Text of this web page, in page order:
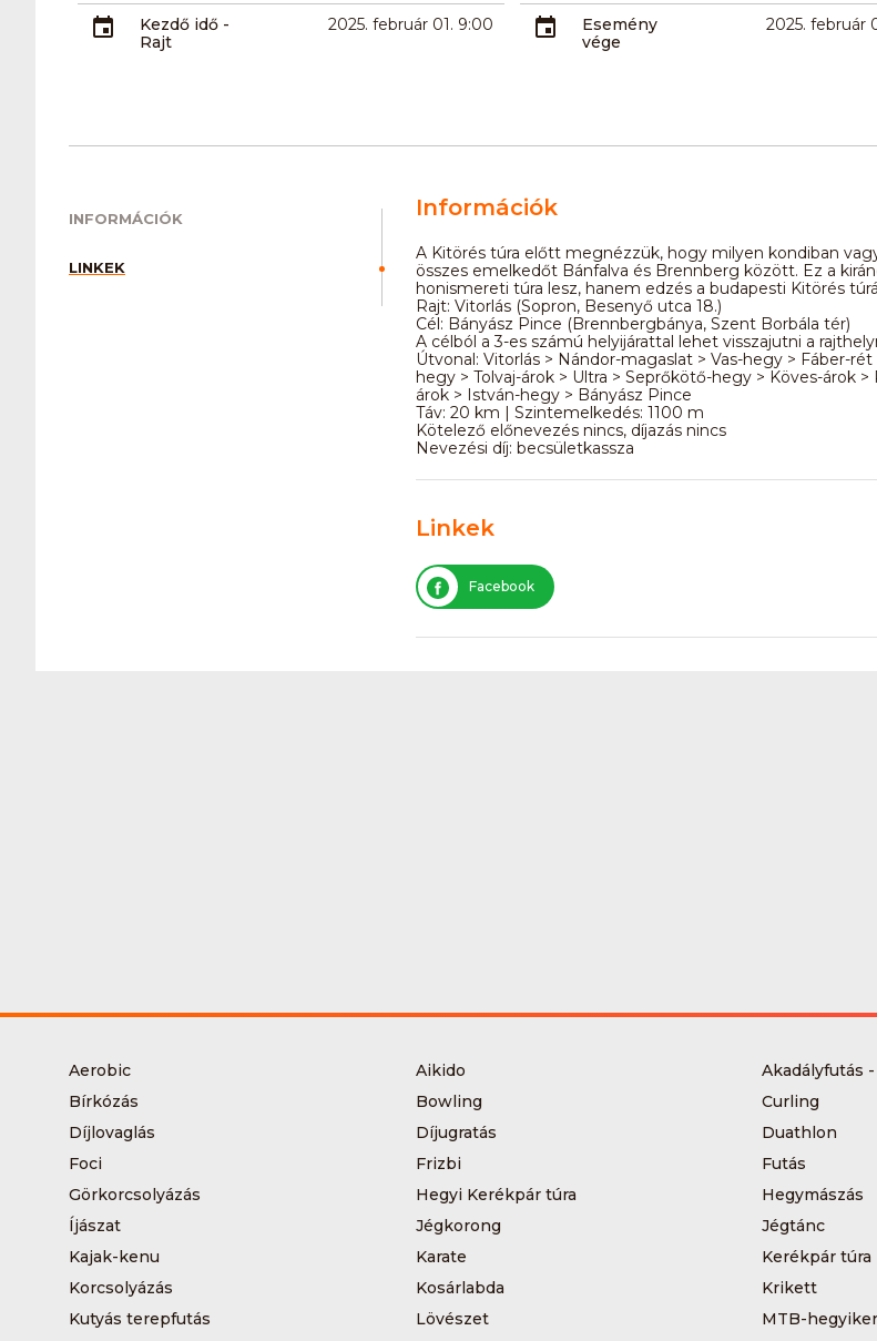
Kezdő idő -
Rajt
2025. február 01. 9:00
Esemény
vége
2025. február
INFORMÁCIÓK
LINKEK
Információk
A Kitörés túra előtt megnézzük, hogy milyen kondiban
összes emelkedőt Bánfalva és Brennberg között. Ez a
honismereti túra lesz, hanem edzés a budapesti Kitörés
Rajt: Vitorlás (Sopron, Besenyő utca 18.)
Cél: Bányász Pince (Brennbergbánya, Szent Borbála tér)
A célból a 3-es számú helyijárattal lehet visszajutni a
Útvonal: Vitorlás > Nándor-magaslat > Vas-hegy > Fáber-rét
hegy > Tolvaj-árok > Ultra > Seprőkötő-hegy > Köves-árok >
árok > István-hegy > Bányász Pince
Táv: 20 km | Szintemelkedés: 1100 m
Kötelező előnevezés nincs, díjazás nincs
Nevezési díj: becsületkassza
Linkek
Facebook
Aerobic Aikido Akadályfutás -
Bírkózás
Bowling Curling
Díjlovaglás
Díjugratás Duathlon
Foci
Frizbi Futás
Görkorcsolyázás
Hegyi Kerékpár túra Hegymászás
Íjászat
Jégkorong Jégtánc
Kajak-kenu
Karate Kerékpár túra
Korcsolyázás
Kosárlabda Krikett
Kutyás terepfutás
Lövészet MTB-